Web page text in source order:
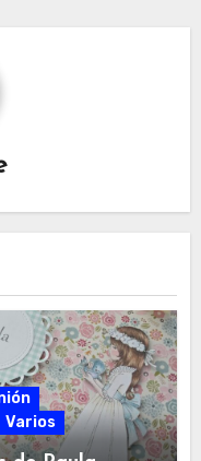
Varios